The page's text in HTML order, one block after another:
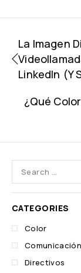
La Imagen
LinkedIn (y
¿Qué
CATEGORIES
Color
Comunicación
Directivos